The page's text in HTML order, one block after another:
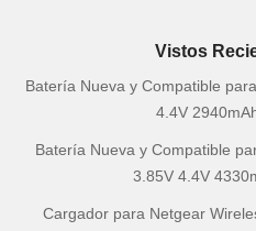
Vistos
Batería Nueva y Compatible
4.4V
Batería Nueva y Compatible
3.85V 4.4V
Cargador para Netgear